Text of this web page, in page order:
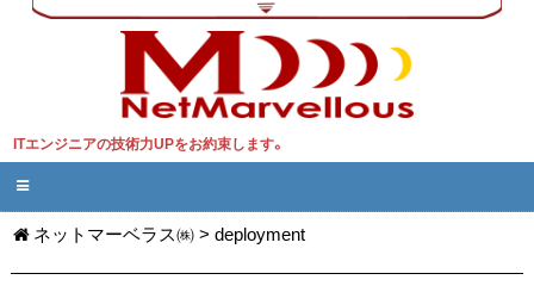
ITエンジニアの技術力UPをお約束します。
ネットマーベラス㈱> deployment